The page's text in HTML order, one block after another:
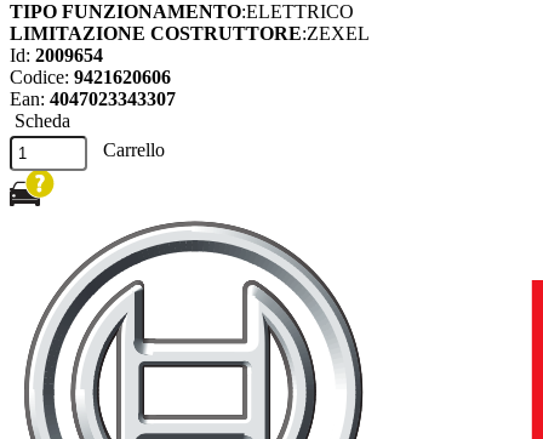
TIPO FUNZIONAMENTO:ELETTRICO
LIMITAZIONE COSTRUTTORE:ZEXEL
Id: 2009654
Codice: 9421620606
Ean: 4047023343307
Scheda
Carrello